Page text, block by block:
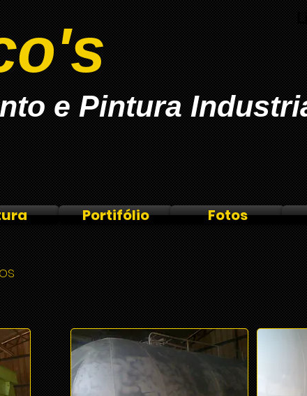
e Pintura
Portifólio Fotos